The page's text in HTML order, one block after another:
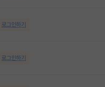
로그인하기
로그인하기